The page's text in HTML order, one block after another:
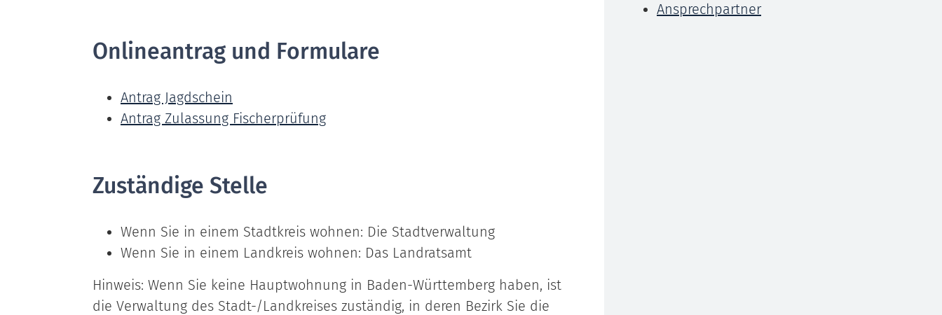
Onlineantrag und Formulare
Antrag Jagdschein
Antrag Zulassung Fischerprüfung
Zuständige Stelle
Wenn Sie in einem Stadtkreis wohnen: Die Stadtverwaltung
Wenn Sie in einem Landkreis wohnen: Das Landratsamt
Hinweis: Wenn Sie keine Hauptwohnung in Baden-Württemberg haben, ist
die Verwaltung des Stadt-/Landkreises zuständig, in deren Bezirk Sie die
Ansprechpartner